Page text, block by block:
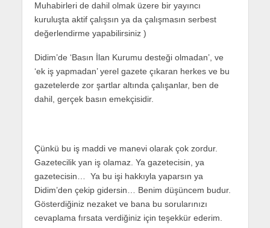
Muhabirleri de dahil olmak üzere bir yayıncı
kuruluşta aktif çalışsın ya da çalışmasın serbest
değerlendirme yapabilirsiniz )
Didim’de ‘Basın İlan Kurumu desteği olmadan’, ve
‘ek iş yapmadan’ yerel gazete çıkaran herkes ve bu
gazetelerde zor şartlar altında çalışanlar, ben de
dahil, gerçek basın emekçisidir.
Çünkü bu iş maddi ve manevi olarak çok zordur.
Gazetecilik yan iş olamaz. Ya gazetecisin, ya
gazetecisin… Ya bu işi hakkıyla yaparsın ya
Didim’den çekip gidersin… Benim düşüncem budur.
Gösterdiğiniz nezaket ve bana bu sorularınızı
cevaplama fırsata verdiğiniz için teşekkür ederim.